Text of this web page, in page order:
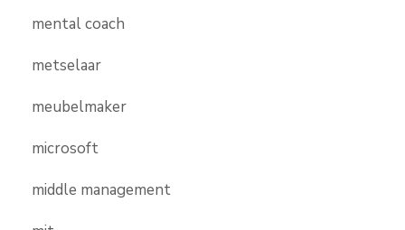
mental coach
metselaar
meubelmaker
microsoft
middle management